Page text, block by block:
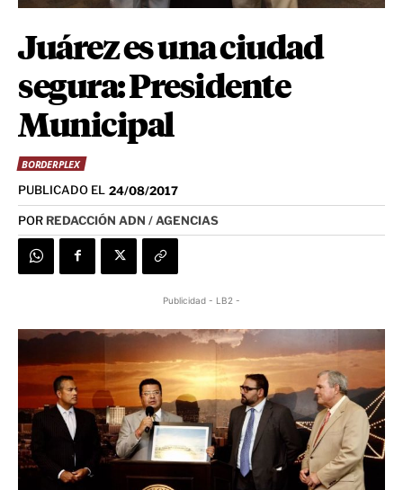
Juárez es una ciudad
segura: Presidente
Municipal
BORDERPLEX
PUBLICADO EL 24/08/2017
POR REDACCIÓN ADN / AGENCIAS
Publicidad - LB2 -